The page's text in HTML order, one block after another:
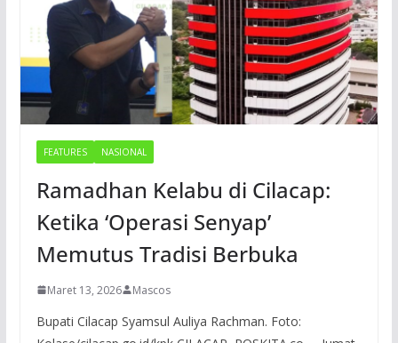
FEATURES NASIONAL
Ramadhan Kelabu di Cilacap:
Ketika ‘Operasi Senyap’
Memutus Tradisi Berbuka
Maret 13, 2026 Mascos
Bupati Cilacap Syamsul Auliya Rachman. Foto: